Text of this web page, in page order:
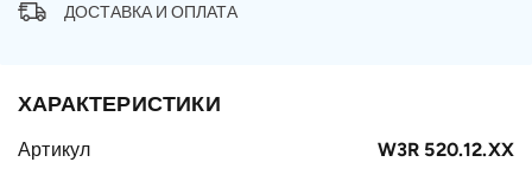
ДОСТАВКА И ОПЛАТА
ХАРАКТЕРИСТИКИ
Артикул W3R 520.12.XX